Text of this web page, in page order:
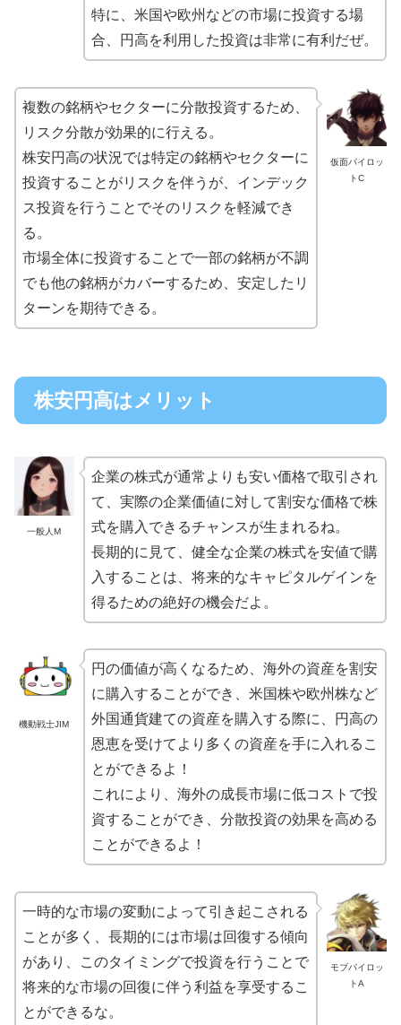
特に、米国や欧州などの市場に投資する場
合、円高を利用した投資は非常に有利だぜ。
仮面パイロッ
トC
複数の銘柄やセクターに分散投資するため、
リスク分散が効果的に行える。
株安円高の状況では特定の銘柄やセクターに
投資することがリスクを伴うが、インデック
ス投資を行うことでそのリスクを軽減でき
る。
市場全体に投資することで一部の銘柄が不調
でも他の銘柄がカバーするため、安定したリ
ターンを期待できる。
株安円高はメリット
一般人M
企業の株式が通常よりも安い価格で取引され
て、実際の企業価値に対して割安な価格で株
式を購入できるチャンスが生まれるね。
長期的に見て、健全な企業の株式を安値で購
入することは、将来的なキャピタルゲインを
得るための絶好の機会だよ。
機動戦士JIM
円の価値が高くなるため、海外の資産を割安
に購入することができ、米国株や欧州株など
外国通貨建ての資産を購入する際に、円高の
恩恵を受けてより多くの資産を手に入れるこ
とができるよ！
これにより、海外の成長市場に低コストで投
資することができ、分散投資の効果を高める
ことができるよ！
モブパイロッ
トA
一時的な市場の変動によって引き起こされる
ことが多く、長期的には市場は回復する傾向
があり、このタイミングで投資を行うことで
将来的な市場の回復に伴う利益を享受するこ
とができるな。